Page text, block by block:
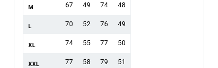
M 67 49 74 48
L 70 52 76 49
XL 74 55 77 50
XXL 77 58 79 51